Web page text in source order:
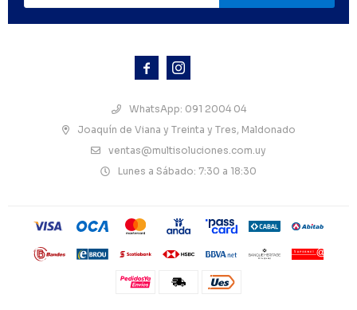
 
WhatsApp: 091 2004 04
Joaquín de Viana y Treinta y Tres, Maldonado
ventas@multisoluciones.com.uy
Lunes a Sábado: 7:30 a 18:30